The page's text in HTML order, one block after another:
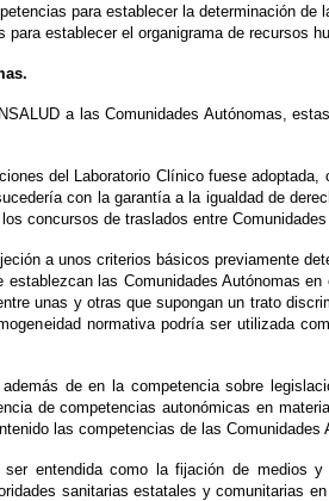
para establecer la determinación
establecer el organigrama de recursos
a las Comunidades Autónomas,
del Laboratorio Clínico fuese
con la garantía a la igualdad de
concursos de traslados entre
a unos criterios básicos previamente
las Comunidades Autónomas
unas y otras que supongan un trato
normativa podría ser utilizada
de en la competencia sobre
de competencias autonómicas en
las competencias de las Comunidades
entendida como la fijación de
sanitarias estatales y comunitarias